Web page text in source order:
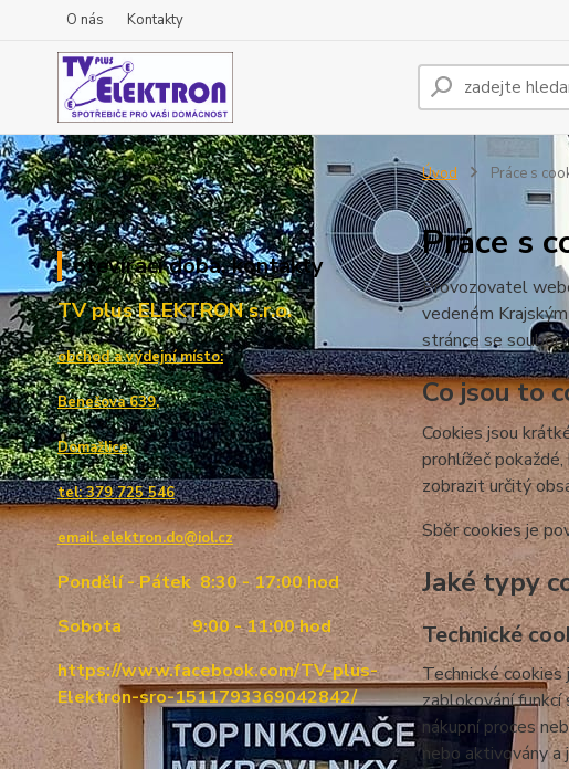
O nás Kontakty
otevírací doba, kontakty
TV plus ELEKTRON s.r.o.
obchod a výdejní místo:
Benešova 639,
Domažlice
tel: 379 725 546
email:elektron.do@iol.cz
Pondělí - Pátek 8:30 - 17:00 hod
Sobota 9:00 - 11:00 hod
https://www.facebook.com/TV-plus-
Elektron-sro-1511793369042842/
Úvod Práce s
Práce s
Provozovatel
vedeném
stránce se
Co jsou to
Cookies jsou
prohlížeč
zobrazit určitý
Sběr cookies je
Jaké typy
Technické
Technické
zablokování funkcí
nákupní proces
nebo aktivovány a